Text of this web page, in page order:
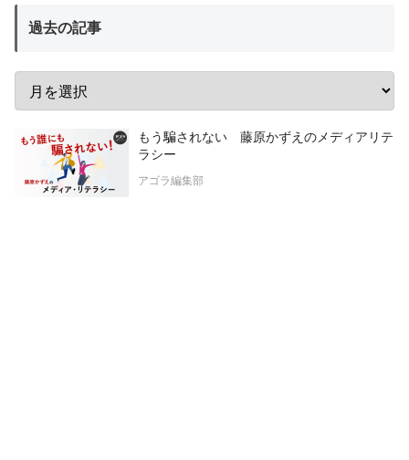
過去の記事
もう騙されない 藤原かずえのメディアリテ
ラシー
アゴラ編集部